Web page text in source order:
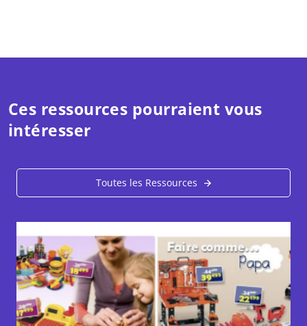
Ces ressources pourraient vous
intéresser
Toutes les Ressources